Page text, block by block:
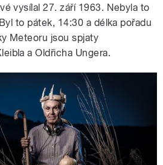
vysílal 27. září 1963. Nebyla to
to pátek, 14:30 a délka pořadu
Meteoru jsou spjaty
a Oldřicha Ungera.